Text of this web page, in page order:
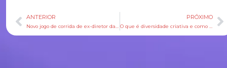
Anterior
ANTERIOR PRÓXIMO